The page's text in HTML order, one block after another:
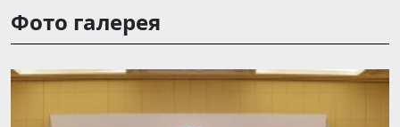
Фото галерея